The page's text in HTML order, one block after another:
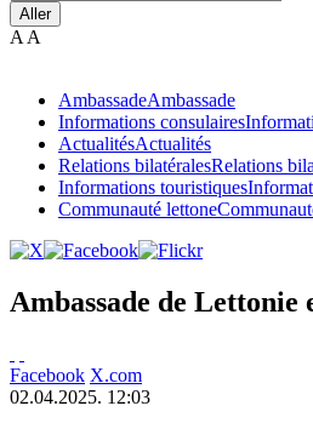
Aller
A A
AmbassadeAmbassade
Informations consulaires
ActualitésActualités
Relations bilatéralesRelations
Informations touristiques
Communauté lettone
Ambassade de Lettonie
Facebook X.com
02.04.2025. 12:03